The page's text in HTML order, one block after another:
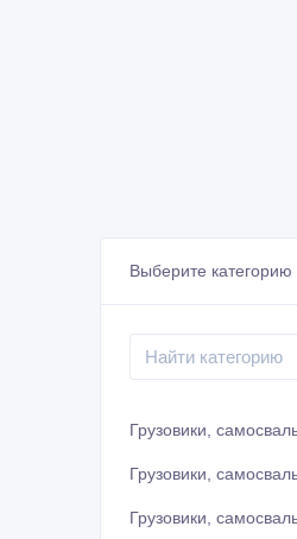
Выберите
Грузовики,
Грузовики,
Грузовики,